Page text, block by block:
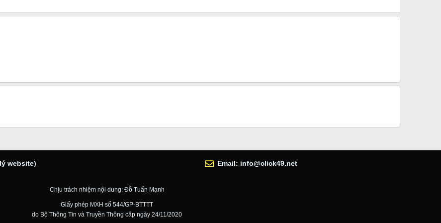
website) Email: info@click49.net
Chịu trách nhiệm nội dung: Đỗ Tuấn Mạnh
Giấy phép MXH số 544/GP-BTTTT
do Bộ Thông Tin và Truyền Thông cấp ngày 24/11/2020